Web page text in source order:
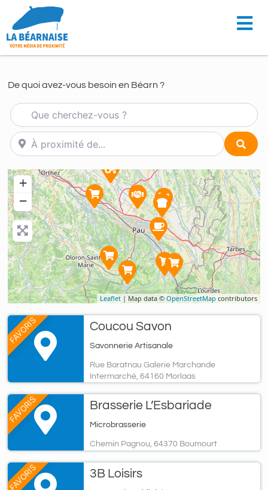
De quoi avez-vous besoin en Béarn ?
Que cherchez-vous ?
À proximité de...
+
−
Leaflet | Map data © OpenStreetMap contributors
FAVORIS Coucou Savon
Savonnerie Artisanale
Rue Baratnau Galerie Marchande
Intermarché, 64160 Morlaas
FAVORIS Brasserie L’Esbariade
Microbrasserie
Chemin Pagnou, 64370 Boumourt
FAVORIS 3B Loisirs